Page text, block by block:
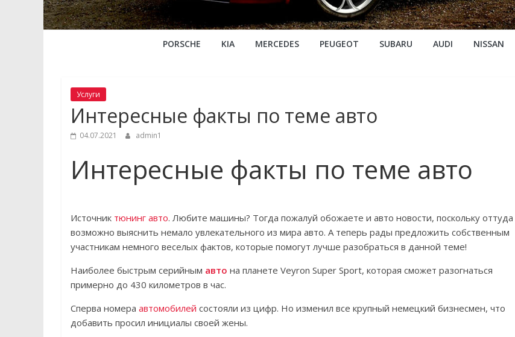
PORSCHE KIA MERCEDES PEUGEOT SUBARU AUDI NISSAN
Услуги
Интересные факты по теме авто
04.07.2021 admin1
Интересные факты по теме авто
Источник тюнинг авто. Любите машины? Тогда пожалуй обожаете и авто новости, поскольку оттуда
возможно выяснить немало увлекательного из мира авто. А теперь рады предложить собственным
участникам немного веселых фактов, которые помогут лучше разобраться в данной теме!
Наиболее быстрым серийным авто на планете Veyron Super Sport, которая сможет разогнаться
примерно до 430 километров в час.
Сперва номера автомобилей состояли из цифр. Но изменил все крупный немецкий бизнесмен, что
добавить просил инициалы своей жены.